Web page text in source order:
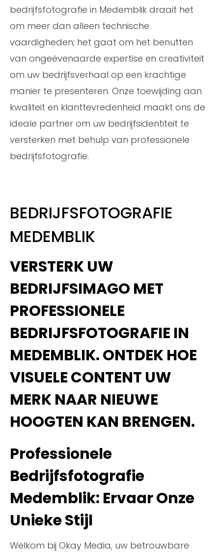
bedrijfsfotografie in Medemblik draait het
om meer dan alleen technische
vaardigheden; het gaat om het benutten
van ongeëvenaarde expertise en creativiteit
om uw bedrijfsverhaal op een krachtige
manier te presenteren. Onze toewijding aan
kwaliteit en klanttevredenheid maakt ons de
ideale partner om uw bedrijfsidentiteit te
versterken met behulp van professionele
bedrijfsfotografie.
BEDRIJFSFOTOGRAFIE
MEDEMBLIK
VERSTERK UW
BEDRIJFSIMAGO MET
PROFESSIONELE
BEDRIJFSFOTOGRAFIE IN
MEDEMBLIK. ONTDEK HOE
VISUELE CONTENT UW
MERK NAAR NIEUWE
HOOGTEN KAN BRENGEN.
Professionele
Bedrijfsfotografie
Medemblik: Ervaar Onze
Unieke Stijl
Welkom bij Okay Media, uw betrouwbare